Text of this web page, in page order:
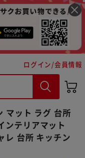
ログイン/会員情報
マット ラグ 台所
ンテリアマット
レ 台所 キッチン
手続きへ